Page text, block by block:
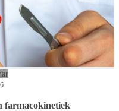
farmacokinetiek